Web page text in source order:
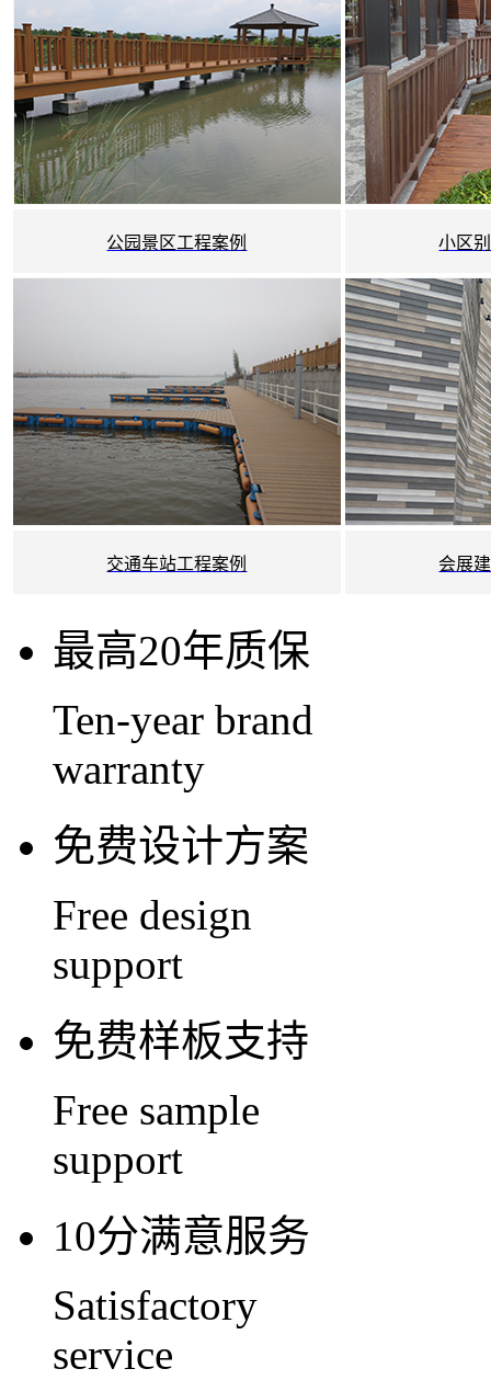
公园景区工程案例 小区
交通车站工程案例 会展
最高20年质保
Ten-year brand
warranty
免费设计方案
Free design
support
免费样板支持
Free sample
support
10分满意服务
Satisfactory
service